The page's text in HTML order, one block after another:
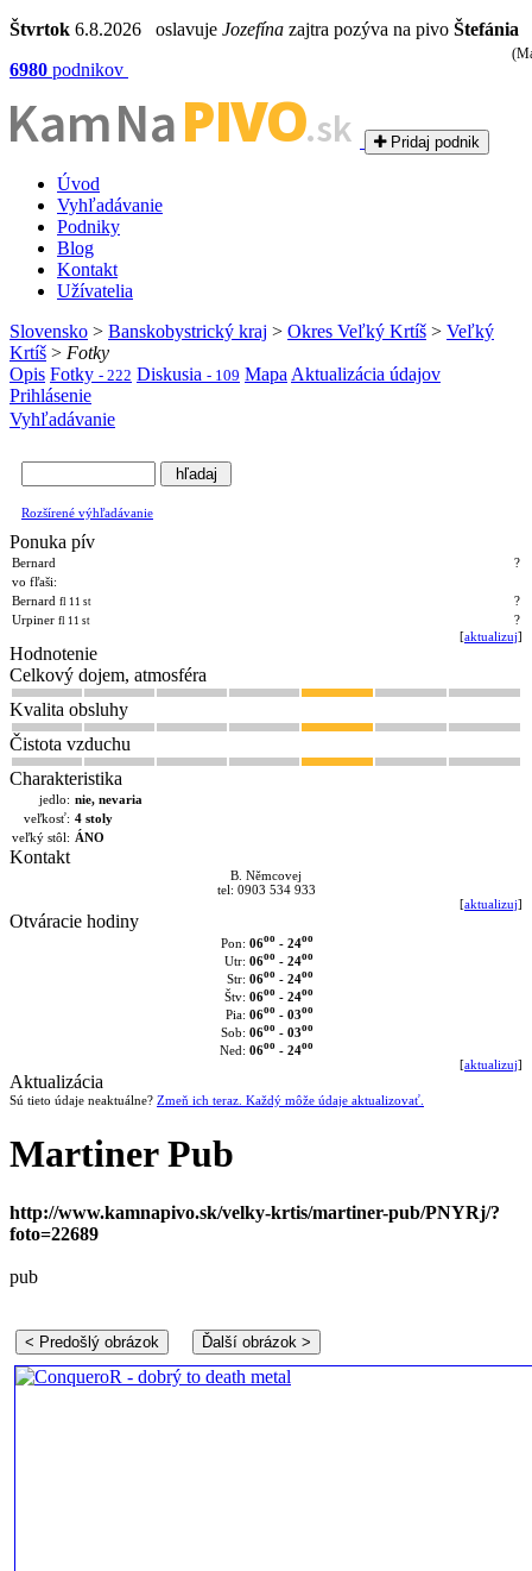
Štvrtok 6.8.2026 oslavuje Jozefína zajtra pozýva na pivo Štefánia
6980 podnikov
Kam NaPIVO.sk Pridaj podnik
Úvod
Vyhľadávanie
Podniky
Blog
Kontakt
Užívatelia
Slovensko > Banskobystrický kraj > Okres Veľký Krtíš > Veľký
Krtíš > Fotky
Opis Fotky - 222 Diskusia - 109 Mapa Aktualizácia údajov
Prihlásenie
Vyhľadávanie
Rozšírené výhľadávanie
Ponuka pív
Bernard
?
vo fľaši:
Bernard fl 11 st
?
Urpiner fl 11 st
?
[aktualizuj]
Hodnotenie
Celkový dojem, atmosféra
Kvalita obsluhy
Čistota vzduchu
Charakteristika
jedlo: nie, nevaria
veľkosť: 4 stoly
veľký stôl: ÁNO
Kontakt
B. Němcovej
tel: 0903 534 933
[aktualizuj]
Otváracie hodiny
Pon: 06oo- 24oo
Utr: 06oo- 24oo
Str: 06oo- 24oo
Štv: 06oo- 24oo
Pia: 06oo- 03oo
Sob: 06oo- 03oo
Ned: 06oo- 24oo
[aktualizuj]
Aktualizácia
Sú tieto údaje neaktuálne? Zmeň ich teraz. Každý môže údaje aktualizovať.
Martiner Pub
http://www.kamnapivo.sk/velky-krtis/martiner-pub/PNYRj/?
foto=22689
pub